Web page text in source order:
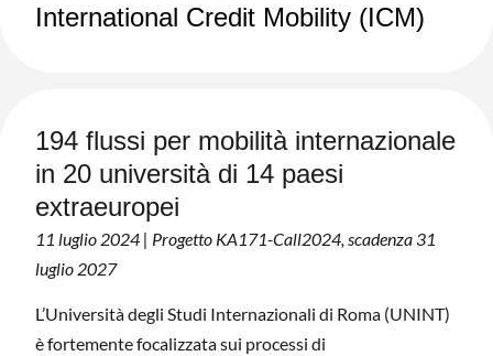
International Credit Mobility (ICM)
194 flussi per mobilità internazionale
in 20 università di 14 paesi
extraeuropei
11 luglio 2024 | Progetto KA171-Call2024, scadenza 31
luglio 2027
L’Università degli Studi Internazionali di Roma (UNINT)
è fortemente focalizzata sui processi di